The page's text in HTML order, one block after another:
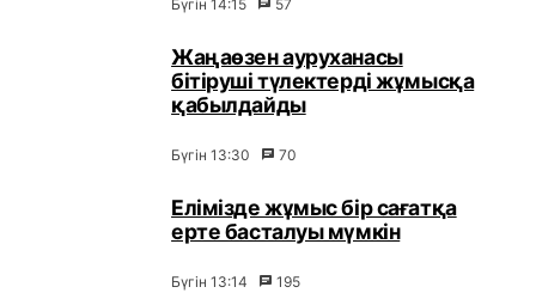
Бүгін 14:15 57
Жаңаөзен ауруханасы
бітіруші түлектерді жұмысқа
қабылдайды
Бүгін 13:30 70
Елімізде жұмыс бір сағатқа
ерте басталуы мүмкін
Бүгін 13:14 195